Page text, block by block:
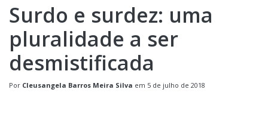
Surdo e surdez: uma
pluralidade a ser
desmistificada
Por Cleusangela Barros Meira Silva em 5 de julho de 2018